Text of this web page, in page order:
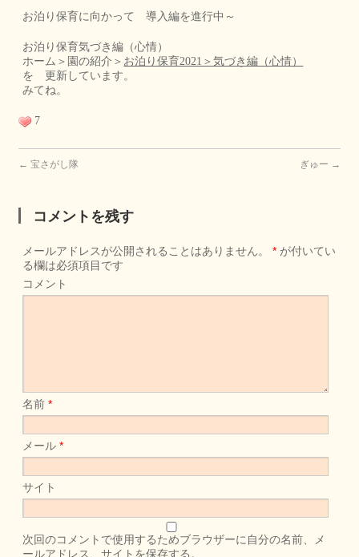
お泊り保育に向かって 導入編を進行中～
お泊り保育気づき編（心情）
ホーム＞園の紹介＞ お泊り保育2021＞気づき編（心情）
を 更新しています。
みてね。
7
← 宝さがし隊 ぎゅー →
コメントを残す
メールアドレスが公開されることはありません。 * が付いてい
る欄は必須項目です
コメント
名前*
メール*
サイト
次回のコメントで使用するためブラウザーに自分の名前、メ
ールアドレス、サイトを保存する。